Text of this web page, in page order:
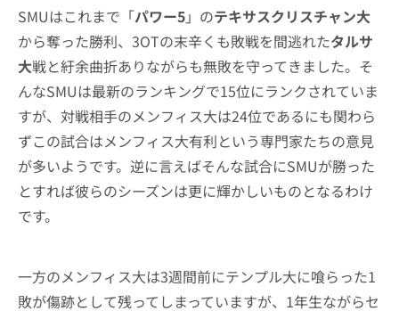
SMUはこれまで「パワー5」のテキサスクリスチャン大
から奪った勝利、3OTの末辛くも敗戦を間逃れたタルサ
大戦と紆余曲折ありながらも無敗を守ってきました。そ
んなSMUは最新のランキングで15位にランクされていま
すが、対戦相手のメンフィス大は24位であるにも関わら
ずこの試合はメンフィス大有利という専門家たちの意見
が多いようです。逆に言えばそんな試合にSMUが勝った
とすれば彼らのシーズンは更に輝かしいものとなるわけ
です。
一方のメンフィス大は3週間前にテンプル大に喰らった1
敗が傷跡として残ってしまっていますが、1年生ながらセ